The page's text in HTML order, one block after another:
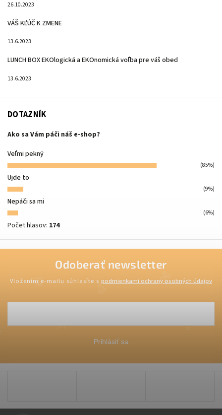
26.10.2023
VÁŠ KĽÚČ K ZMENE
13.6.2023
LUNCH BOX EKOlogická a EKOnomická voľba pre váš obed
13.6.2023
DOTAZNÍK
Ako sa Vám páči náš e-shop?
Veľmi pekný
(85%)
Ujde to
(9%)
Nepáči sa mi
(6%)
Počet hlasov: 174
Odoberať newsletter
Vložením e-mailu súhlasíte s podmienkami ochrany osobných údajov
Prihlásiť sa